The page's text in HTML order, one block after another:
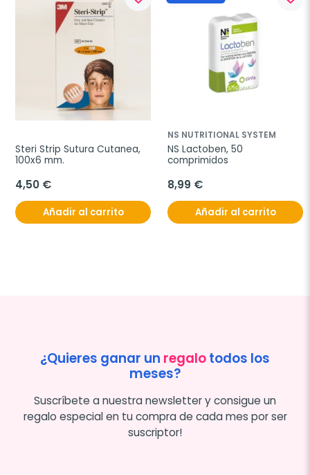
Steri Strip Sutura Cutanea,
100x6 mm.
4,50 €
Añadir al carrito
NS NUTRITIONAL SYSTEM
NS Lactoben, 50
comprimidos
8,99 €
Añadir al carrito
¿Quieres ganar un regalotodos los
meses?
Suscríbete a nuestra newsletter y consigue un
regalo especial en tu compra de cada mes por ser
suscriptor!